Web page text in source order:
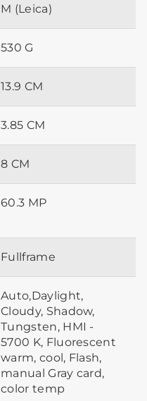
M (Leica)
530 G
13.9 CM
3.85 CM
8 CM
60.3 MP
Fullframe
Auto,Daylight,
Cloudy, Shadow,
Tungsten, HMI -
5700 K, Fluorescent
warm, cool, Flash,
manual Gray card,
color temp